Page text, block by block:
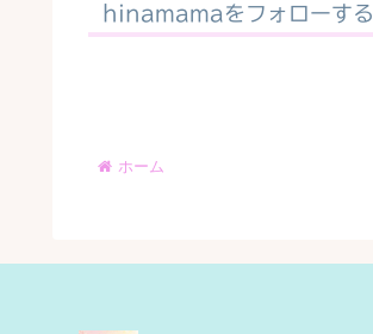
hinamamaをフォローする
ホーム